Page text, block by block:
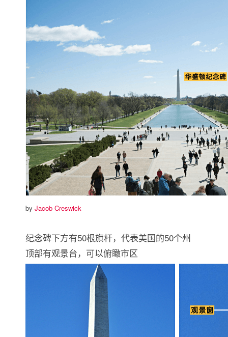
by Jacob Creswick
纪念碑下方有50根旗杆，代表美国的50个州
顶部有观景台，可以俯瞰市区